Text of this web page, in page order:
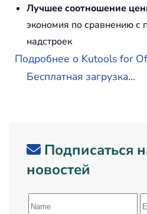
Лучшее соотношение
экономия по сравнению с
надстроек
Подробнее о Kutools for
Бесплатная загрузка...
Подписаться
новостей